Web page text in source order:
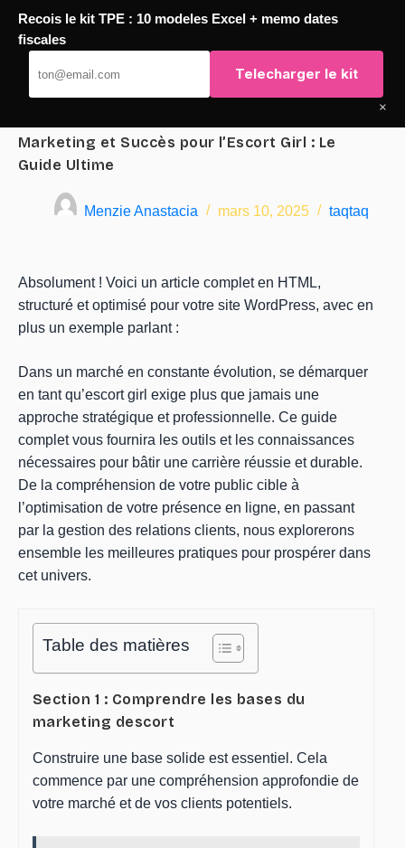
seconds.
Passer
au
TaqTaq
Marketing et Succès pour l’Escort Girl : Le
Guide Ultime
Menzie Anastacia mars 10, 2025 taqtaq
Absolument ! Voici un article complet en HTML,
structuré et optimisé pour votre site WordPress, avec en
plus un exemple parlant :
Dans un marché en constante évolution, se démarquer
en tant qu’escort girl exige plus que jamais une
approche stratégique et professionnelle. Ce guide
complet vous fournira les outils et les connaissances
nécessaires pour bâtir une carrière réussie et durable.
De la compréhension de votre public cible à
l’optimisation de votre présence en ligne, en passant
par la gestion des relations clients, nous explorerons
ensemble les meilleures pratiques pour prospérer dans
cet univers.
Table des matières
Section 1 : Comprendre les bases du
marketing descort
Construire une base solide est essentiel. Cela
commence par une compréhension approfondie de
votre marché et de vos clients potentiels.
Recois le kit TPE : 10 modeles Excel + memo dates
fiscales
Telecharger le kit
×